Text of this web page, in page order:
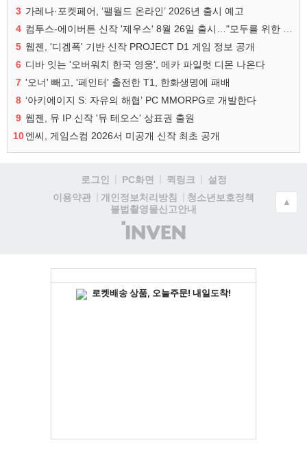
3 가레나·포켓페어, ‘팰월드 온라인’ 2026년 출시 예고
4
컴투스-에이버튼 신작 '제우스' 8월 26일 출시…"모두를 위한 경쟁"
5 웹젠, '디겜폭' 기반 신작 PROJECT D1 게임 정보 공개
6 디바 잇는 '오버워치 한국 영웅', 메카 파일럿 디몬 나온다
7 '오너' 빼고, '페인터' 출전한 T1, 한화생명에 패배
8 ‘아키에이지 S: 자유의 해협’ PC MMORPG로 개발한다
9 웹젠, 뮤 IP 신작 '뮤 테오스' 상표권 출원
10엔씨, 게임스컴 2026서 미공개 신작 최초 공개
로그인 PC화면 퀵링크
설정
이용약관
개인정보처리방침
청소년보호정책
불법촬영물신고안내
(주)
인
▲